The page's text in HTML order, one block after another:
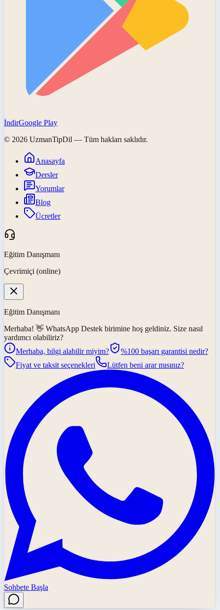
İndirGoogle Play
© 2026 UzmanTipDil — Tüm hakları saklıdır.
Anasayfa
Dersler
Yorumlar
Blog
Ücretler
Eğitim Danışmanı
Çevrimiçi (online)
Eğitim Danışmanı
Merhaba! 👋 WhatsApp Destek birimine hoş geldiniz. Size nasıl
yardımcı olabiliriz?
Merhaba, bilgi alabilir miyim?
%100 başarı garantisi nedir?
Fiyat ve taksit seçenekleri
Lütfen beni arar mısınız?
Sohbete Başla